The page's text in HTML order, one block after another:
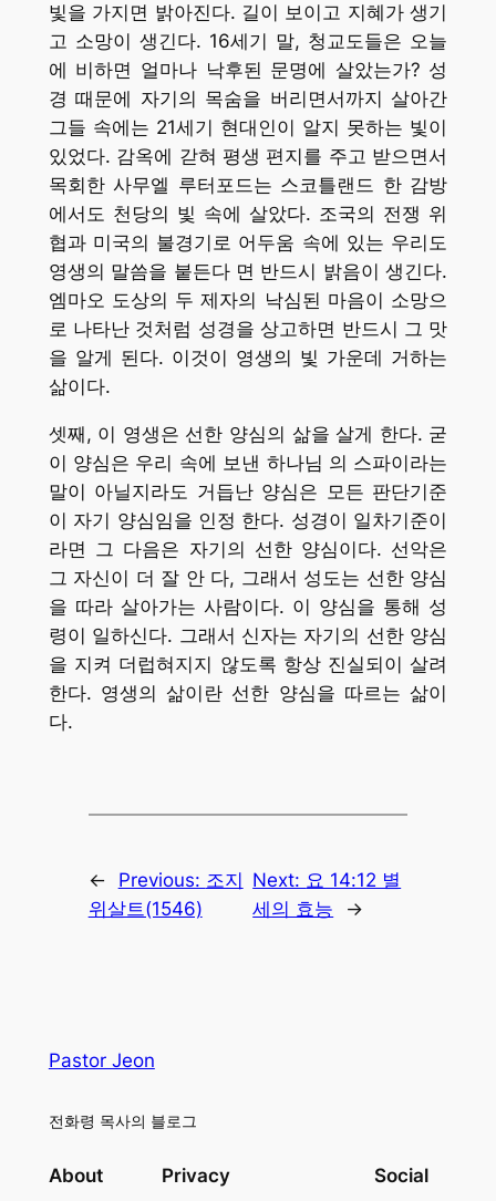
빛을 가지면 밝아진다. 길이 보이고 지혜가 생기
고 소망이 생긴다. 16세기 말, 청교도들은 오늘
에 비하면 얼마나 낙후된 문명에 살았는가? 성
경 때문에 자기의 목숨을 버리면서까지 살아간
그들 속에는 21세기 현대인이 알지 못하는 빛이
있었다. 감옥에 갇혀 평생 편지를 주고 받으면서
목회한 사무엘 루터포드는 스코틀랜드 한 감방
에서도 천당의 빛 속에 살았다. 조국의 전쟁 위
협과 미국의 불경기로 어두움 속에 있는 우리도
영생의 말씀을 붙든다 면 반드시 밝음이 생긴다.
엠마오 도상의 두 제자의 낙심된 마음이 소망으
로 나타난 것처럼 성경을 상고하면 반드시 그 맛
을 알게 된다. 이것이 영생의 빛 가운데 거하는
삶이다.
셋째, 이 영생은 선한 양심의 삶을 살게 한다. 굳
이 양심은 우리 속에 보낸 하나님 의 스파이라는
말이 아닐지라도 거듭난 양심은 모든 판단기준
이 자기 양심임을 인정 한다. 성경이 일차기준이
라면 그 다음은 자기의 선한 양심이다. 선악은
그 자신이 더 잘 안 다, 그래서 성도는 선한 양심
을 따라 살아가는 사람이다. 이 양심을 통해 성
령이 일하신다. 그래서 신자는 자기의 선한 양심
을 지켜 더럽혀지지 않도록 항상 진실되이 살려
한다. 영생의 삶이란 선한 양심을 따르는 삶이
다.
← Previous: 조지
위살트(1546)
Next: 요 14:12 별
세의 효능
→
Pastor Jeon
전화령 목사의 블로그
About Privacy Social